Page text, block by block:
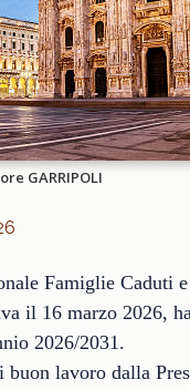
GARRIPOLI
Famiglie
il 16 marzo 2026,
2026/2031.
lavoro dalla